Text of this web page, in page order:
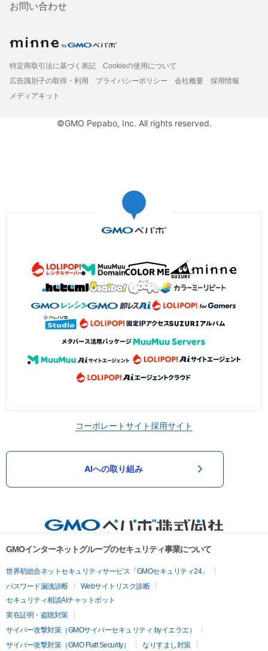
お問い合わせ
特定商取引法に基づく表記
Cookieの使用について
広告識別子の取得・利用
プライバシーポリシー 会社概要
採用情報
メディアキット
©GMO Pepabo, Inc. All rights reserved.
コーポレートサイト採用サイト
AIへの取り組み
GMOインターネットグループのセキュリティ事業について
世界初総合ネットセキュリティサービス「GMOセキュリティ24」
パスワード漏洩診断
Webサイトリスク診断
セキュリティ相談AIチャットボット
実在証明・盗聴対策
サイバー攻撃対策（GMOサイバーセキュリティ byイエラエ）
サイバー攻撃対策（GMO Flatt Security）
なりすまし対策